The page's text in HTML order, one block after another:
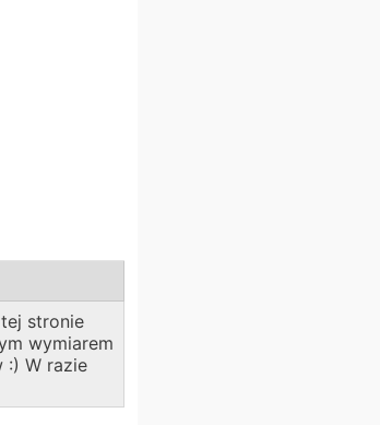
stronie
wymiarem
:) W razie